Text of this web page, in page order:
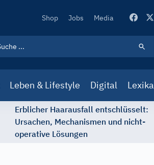
Secondary
Shop Jobs Media
Leben & Lifestyle Digital Lexika
Erblicher Haarausfall entschlüsselt:
Ursachen, Mechanismen und nicht-
operative Lösungen